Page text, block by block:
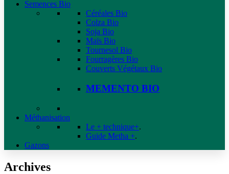
Semences Bio
Céréales Bio
Colza Bio
Soja Bio
Maïs Bio
Tournesol Bio
Fourragères Bio
Couverts Végétaux Bio
MEMENTO BIO
Méthanisation
Le + technique+.
Guide Metha +.
Gazons
Archives